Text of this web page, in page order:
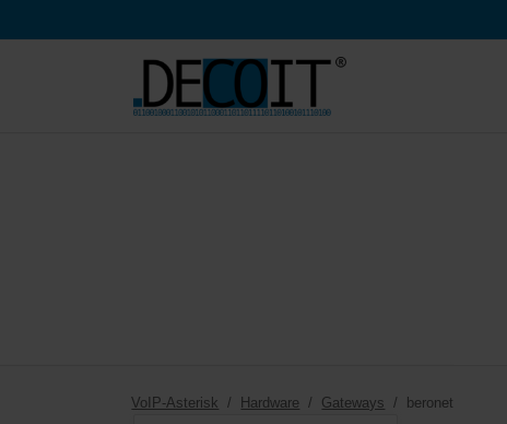
VoIP-Asterisk Hardware Gateways beronet